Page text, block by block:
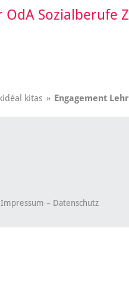
OdA Sozialberufe
kitas » Engagement
Impressum – Datenschutz